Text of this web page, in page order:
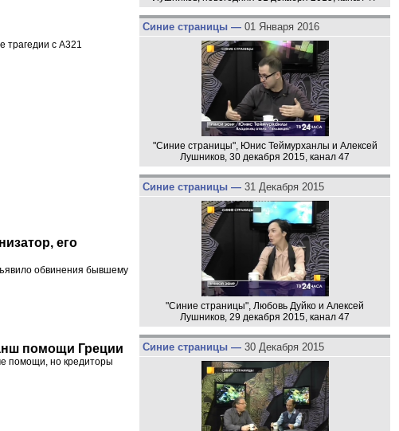
трагедии с А321
его
обвинения бывшему
помощи Греции
помощи, но кредиторы
Синие страницы — 01 Января 2016
"Синие страницы", Юнис Теймурханлы и Алексей
Лушников, 30 декабря 2015, канал 47
Синие страницы — 31 Декабря 2015
"Синие страницы", Любовь Дуйко и Алексей
Лушников, 29 декабря 2015, канал 47
Синие страницы — 30 Декабря 2015